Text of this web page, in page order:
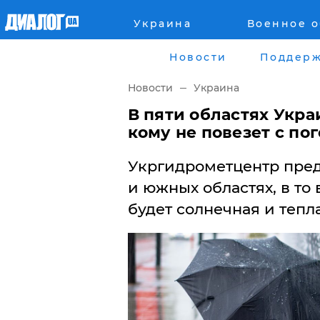
Украина Военное
Военное обозрение
Наука и Техника
Города
Луганск
Киев
Харьков
Днепр
Львов
Одесса
Новости
Новости Украина
В пяти областях
кому не повезет с
Укргидрометцентр
и южных областях, в то
будет солнечная и